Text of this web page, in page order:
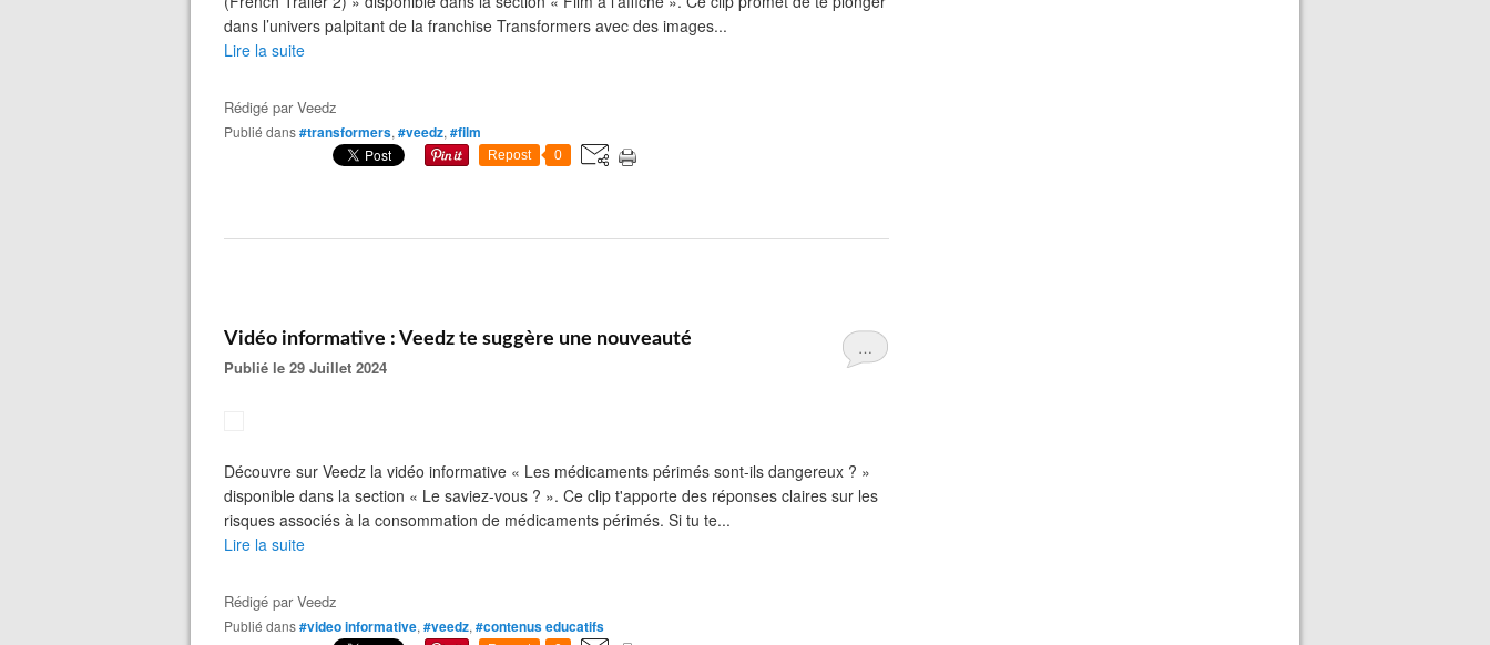
dans l’univers palpitant de la franchise Transformers avec des images...
Lire la suite
Rédigé parVeedz
Publié dans#transformers, #veedz, #film
Repost 0
…
Vidéo informative : Veedz te suggère une nouveauté
Publié le 29 Juillet 2024
Découvre sur Veedz la vidéo informative « Les médicaments périmés sont-ils dangereux ? »
disponible dans la section « Le saviez-vous ? ». Ce clip t'apporte des réponses claires sur les
risques associés à la consommation de médicaments périmés. Si tu te...
Lire la suite
Rédigé parVeedz
Publié dans#video informative, #veedz, #contenus educatifs